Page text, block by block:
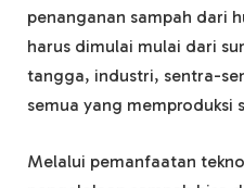
penanganan sampah dari
harus dimulai mulai dari
tangga, industri, sentra-
semua yang memproduksi
Melalui pemanfaatan